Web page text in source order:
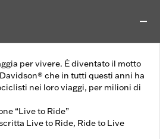
per vivere. È diventato il motto
che in tutti questi anni ha
nei loro viaggi, per milioni di
“Live to Ride”
Live to Ride, Ride to Live